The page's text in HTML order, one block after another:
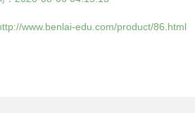
www.benlai-edu.com/product/86.html